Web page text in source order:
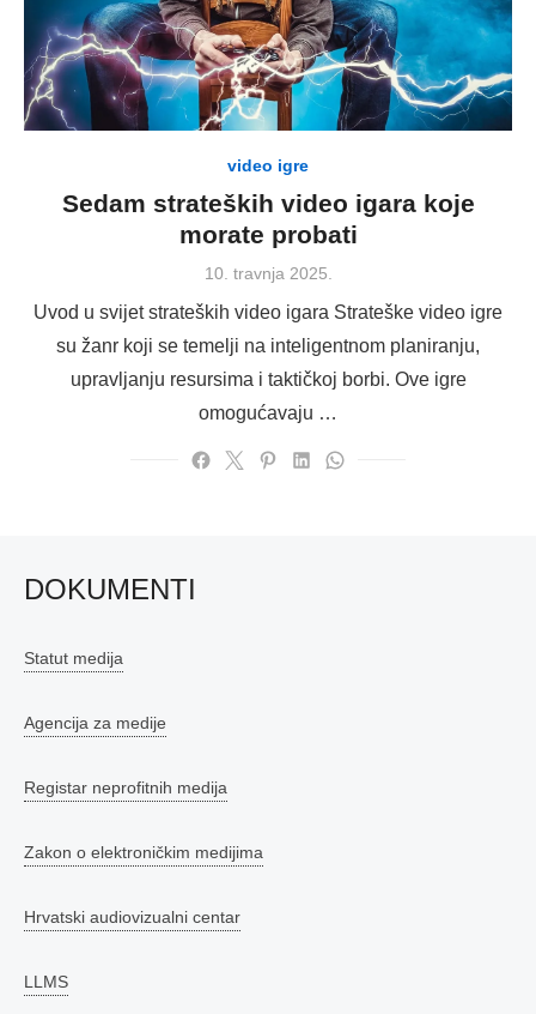
video igre
Sedam strateških video igara koje
morate probati
Posted
10. travnja 2025.
Uvod u svijet strateških video igara Strateške video igre
su žanr koji se temelji na inteligentnom planiranju,
upravljanju resursima i taktičkoj borbi. Ove igre
omogućavaju …
DOKUMENTI
Statut medija
Agencija za medije
Registar neprofitnih medija
Zakon o elektroničkim medijima
Hrvatski audiovizualni centar
LLMS